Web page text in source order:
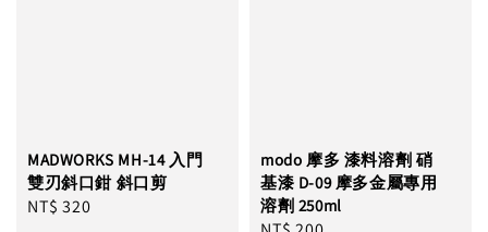
MADWORKS MH-14 入門
雙刃斜口鉗 斜口剪
Regular
NT$ 320
modo 摩多 漆料溶劑 硝
基漆 D-09 摩多金屬專用
溶劑 250ml